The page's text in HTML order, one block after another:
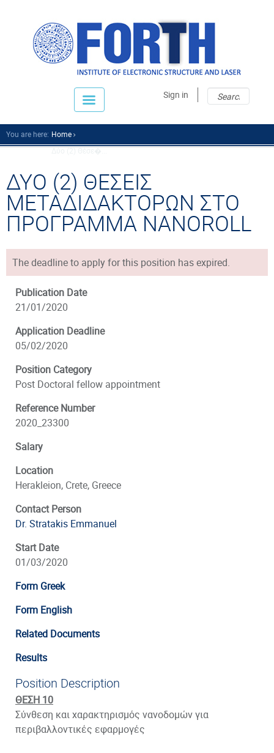
Sign in
You are here: Home
ΔΥΟ (2) ΘΕΣΕΙΣ
ΜΕΤΑΔΙΔΑΚΤΟΡΩΝ ΣΤΟ
ΠΡΟΓΡΑΜΜΑ NANOROLL
The deadline to apply for this position has expired.
Publication Date
21/01/2020
Application Deadline
05/02/2020
Position Category
Post Doctoral fellow appointment
Reference Number
2020_23300
Salary
Location
Herakleion, Crete, Greece
Contact Person
Dr. Stratakis Emmanuel
Start Date
01/03/2020
Form Greek
Form English
Related Documents
Results
Position Description
ΘΕΣΗ 10
Σύνθεση και χαρακτηρισμός νανοδομών για
περιβαλλοντικές εφαρμογές